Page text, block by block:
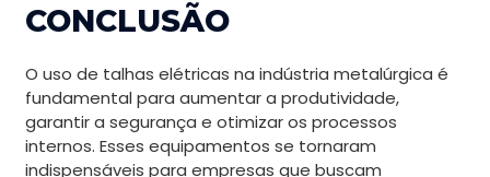
CONCLUSÃO
O uso de talhas elétricas na indústria metalúrgica é
fundamental para aumentar a produtividade,
garantir a segurança e otimizar os processos
internos. Esses equipamentos se tornaram
indispensáveis para empresas que buscam